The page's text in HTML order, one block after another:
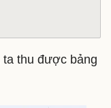
thu được bảng